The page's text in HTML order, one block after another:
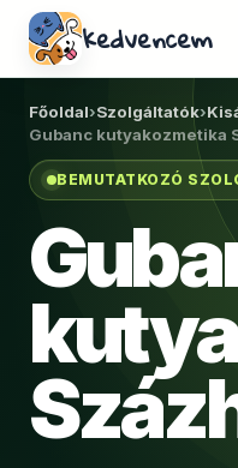
kedvencem
Főoldal›Szolgáltatók›
Gubanc kutyakozmetika
BEMUTATKOZÓ